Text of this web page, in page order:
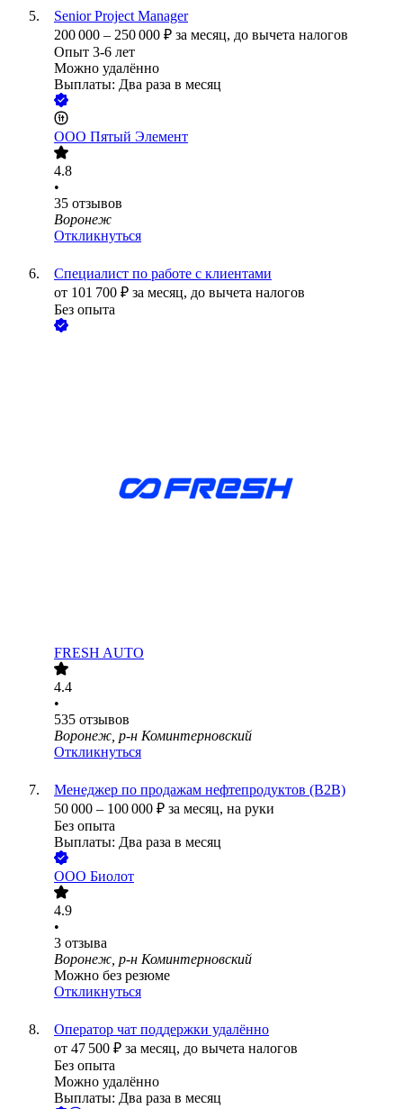
Senior Project Manager
200 000 – 250 000 ₽ за месяц, до вычета налогов
Опыт 3-6 лет
Можно удалённо
Выплаты: Два раза в месяц
ООО Пятый Элемент
4.8
•
35 отзывов
Воронеж
Откликнуться
Специалист по работе с клиентами
от 101 700 ₽ за месяц, до вычета налогов
Без опыта
FRESH AUTO
4.4
•
535 отзывов
Воронеж, р-н Коминтерновский
Откликнуться
Менеджер по продажам нефтепродуктов (В2В)
50 000 – 100 000 ₽ за месяц, на руки
Без опыта
Выплаты: Два раза в месяц
ООО Биолот
4.9
•
3 отзыва
Воронеж, р-н Коминтерновский
Можно без резюме
Откликнуться
Оператор чат поддержки удалённо
от 47 500 ₽ за месяц, до вычета налогов
Без опыта
Можно удалённо
Выплаты: Два раза в месяц